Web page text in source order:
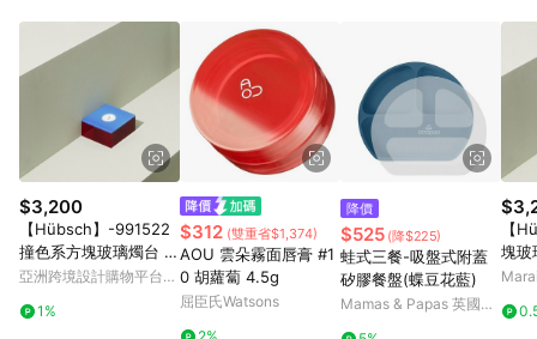
單資格確認。 6.欲透過APP導購跳轉前往活動頁之用戶，煩請更
新屈臣氏APP至版本26010.4.0。
$3,200
【Hübsch】-991522
撞色系方塊玻璃燭台 擺
飾 紙鎮
亞洲跨境設計購物平台
1%
$312 (雙重省$1,374)
AOU 雲朵霧面唇膏 #1
0 胡蘿蔔 4.5g
屈臣氏Watsons
降價
$525 (降$225)
蛙式三餐-吸盤式附蓋
矽膠餐盤(蝶豆花藍)
Mamas & Papas 英國第
【
塊玻